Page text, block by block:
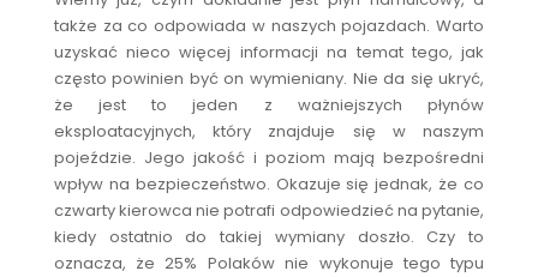
także za co odpowiada w naszych pojazdach. Warto
uzyskać nieco więcej informacji na temat tego, jak
często powinien być on wymieniany. Nie da się ukryć,
że jest to jeden z ważniejszych płynów
eksploatacyjnych, który znajduje się w naszym
pojeździe. Jego jakość i poziom mają bezpośredni
wpływ na bezpieczeństwo. Okazuje się jednak, że co
czwarty kierowca nie potrafi odpowiedzieć na pytanie,
kiedy ostatnio do takiej wymiany doszło. Czy to
oznacza, że 25% Polaków nie wykonuje tego typu